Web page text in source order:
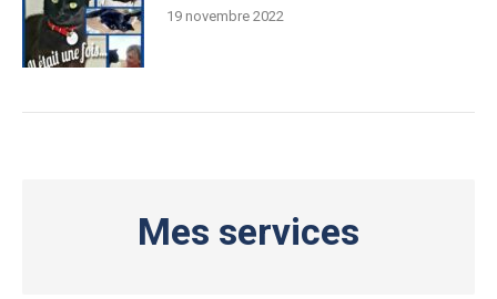
19 novembre 2022
Mes services